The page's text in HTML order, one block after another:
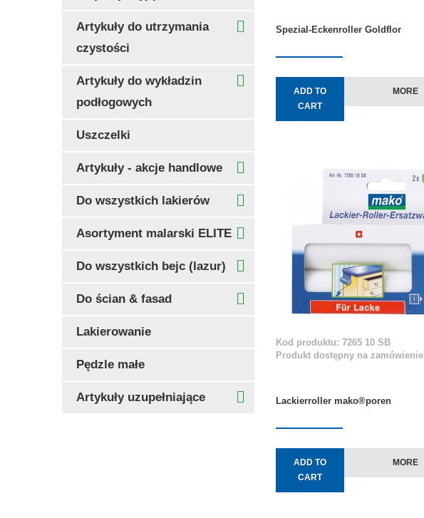
Artykuły do utrzymania
czystości
Artykuły do wykładzin
podłogowych
Uszczelki
Artykuły - akcje handlowe
Do wszystkich lakierów
Asortyment malarski ELITE
Do wszystkich bejc (lazur)
Do ścian & fasad
Lakierowanie
Pędzle małe
Artykuły uzupełniające
Spezial-Eckenroller Goldflor
ADD TO
CART
MORE
Kod produktu: 7265 10 SB
Produkt dostępny na zamówienie
Lackierroller mako®poren
ADD TO
CART
MORE